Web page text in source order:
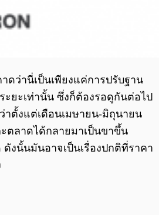
ดว่านี่เป็นเพียงแค่การปรับฐาน
ะยะเท่านั้น ซึ่งก็ต้องรอดูกันต่อไป
าตั้งแต่เดือนเมษายน-มิถุนายน
ตลาดได้กลายมาเป็นขาขึ้น
งนั้นมันอาจเป็นเรื่องปกติที่ราคา